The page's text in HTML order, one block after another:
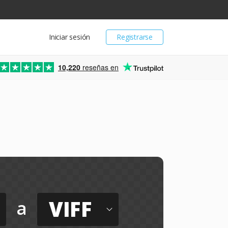
Registrarse
Iniciar sesión
10,220 reseñas en
a VIFF